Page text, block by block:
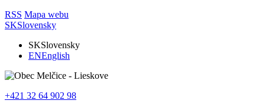
RSS Mapa webu
SKSlovensky
SKSlovensky
ENEnglish
+421 32 64 902 98